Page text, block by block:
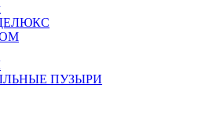
ДЕЛЮКС
ПУЗЫРИ